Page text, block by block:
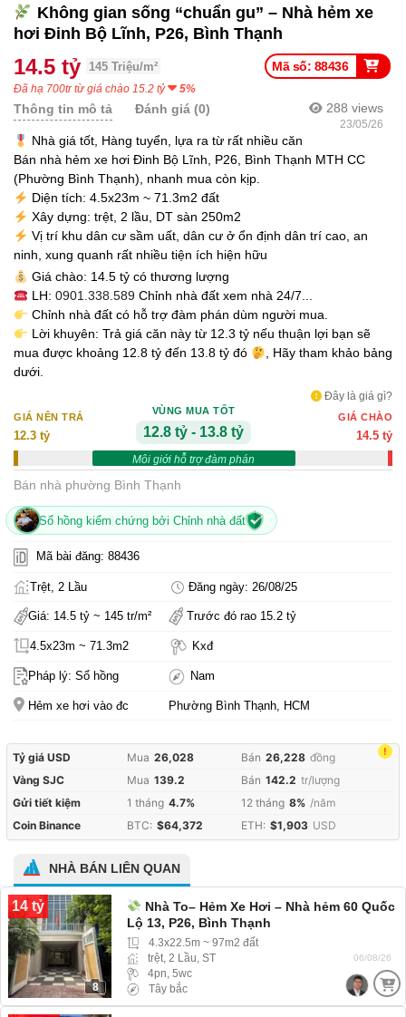
Không gian sống “chuẩn gu” – Nhà hẻm xe
hơi Đinh Bộ Lĩnh, P26, Bình Thạnh
Mã số: 88436
14.5 tỷ 145 Triệu/m²
Đã hạ 700tr từ giá chào 15.2 tỷ 5%
288 views
23/05/26
Thông tin mô tả Đánh giá (0)
Nhà giá tốt, Hàng tuyển, lựa ra từ rất nhiều căn
Bán nhà hẻm xe hơi Đinh Bộ Lĩnh, P26, Bình Thạnh MTH CC
(Phường Bình Thạnh), nhanh mua còn kịp.
Diện tích: 4.5x23m ~ 71.3m2 đất
Xây dựng: trệt, 2 lầu, DT sàn 250m2
Vị trí khu dân cư sầm uất, dân cư ở ổn định dân trí cao, an
ninh, xung quanh rất nhiều tiện ích hiện hữu
Giá chào: 14.5 tỷ có thương lượng
LH: 0901.338.589Chỉnh nhà đất xem nhà 24/7...
Chỉnh nhà đất có hỗ trợ đàm phán dùm người mua.
Lời khuyên: Trả giá căn này từ 12.3 tỷ nếu thuận lợi bạn sẽ
mua được khoảng 12.8 tỷ đến 13.8 tỷ đó
, Hãy tham khảo bảng
dưới.
Đây là giá gì?
GIÁ NÊN TRẢ
12.3 tỷ
VÙNG MUA TỐT
12.8 tỷ - 13.8 tỷ
Môi giới hỗ trợ đàm phán
GIÁ CHÀO
14.5 tỷ
Bán nhà phường Bình Thạnh
Sổ hồng kiểm chứng bởi Chỉnh nhà đất
Mã bài đăng: 88436
Trệt, 2 Lầu Đăng ngày: 26/08/25
Giá: 14.5 tỷ ~ 145 tr/m² Trước đó rao 15.2 tỷ
4.5x23m ~ 71.3m2 Kxđ
Pháp lý: Sổ hồng Nam
Hẻm xe hơi vào đc Phường Bình Thạnh, HCM
!
Tỷ giá USD Mua 26,028 Bán 26,228 đồng
Vàng SJC
Mua 139.2 Bán 142.2 tr/lượng
Gửi tiết kiệm
1 tháng 4.7% 12 tháng 8% /năm
Coin Binance
BTC: $64,372 ETH: $1,903 USD
NHÀ BÁN LIÊN QUAN
14 tỷ
8
Nhà To– Hẻm Xe Hơi – Nhà hẻm 60 Quốc
Lộ 13, P26, Bình Thạnh
4.3x22.5m ~ 97m2 đất
trệt, 2 Lầu, ST
4pn, 5wc
Tây bắc
06/08/26